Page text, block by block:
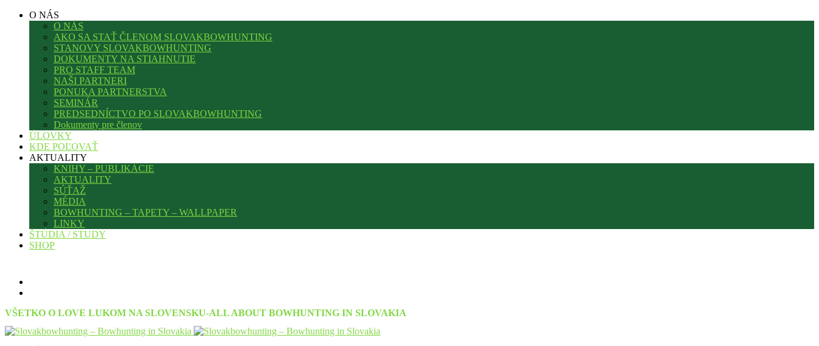
O NÁS
O NÁS
AKO SA STAŤ ČLENOM SLOVAKBOWHUNTING
STANOVY SLOVAKBOWHUNTING
DOKUMENTY NA STIAHNUTIE
PRO STAFF TEAM
NAŠI PARTNERI
PONUKA PARTNERSTVA
SEMINÁR
PREDSEDNÍCTVO PO SLOVAKBOWHUNTING
Dokumenty pre členov
ÚLOVKY
KDE POĽOVAŤ
AKTUALITY
KNIHY – PUBLIKÁCIE
AKTUALITY
SÚŤAŽ
MÉDIA
BOWHUNTING – TAPETY – WALLPAPER
LINKY
ŠTÚDIA / STUDY
SHOP
VŠETKO O LOVE LUKOM NA SLOVENSKU-ALL ABOUT BOWHUNTING IN SLOVAKIA